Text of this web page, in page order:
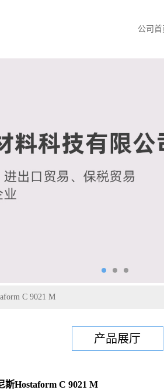
公司首
C 9021 M
产品展厅
斯Hostaform C 9021 M